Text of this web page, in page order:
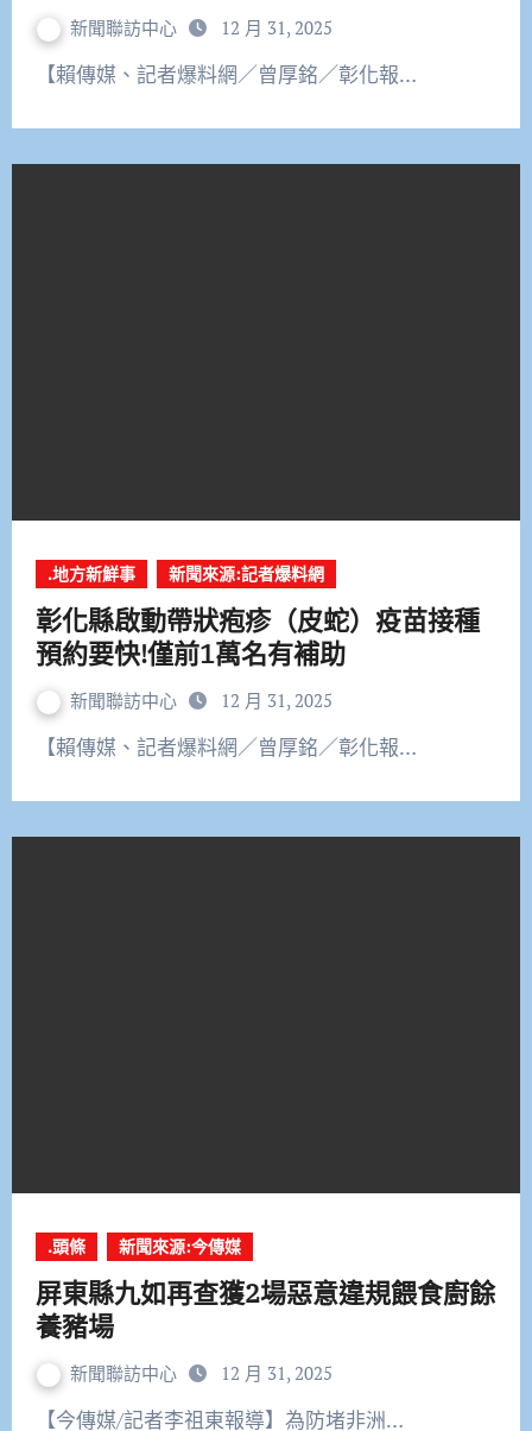
新聞聯訪中心 12 月 31, 2025
【賴傳媒、記者爆料網／曾厚銘／彰化報…
.地方新鮮事 新聞來源:記者爆料網
彰化縣啟動帶狀疱疹（皮蛇）疫苗接種
預約要快!僅前1萬名有補助
新聞聯訪中心 12 月 31, 2025
【賴傳媒、記者爆料網／曾厚銘／彰化報…
.頭條 新聞來源:今傳媒
屏東縣九如再查獲2場惡意違規餵食廚餘
養豬場
新聞聯訪中心 12 月 31, 2025
【今傳媒/記者李祖東報導】為防堵非洲…